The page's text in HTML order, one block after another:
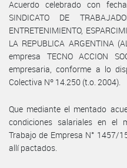
Acuerdo celebrado con
SINDICATO DE
ENTRETENIMIENTO,
LA REPUBLICA ARGENTINA
empresa TECNO ACCION
empresaria, conforme a lo
Colectiva Nº 14.250 (t.o. 2004).
Que mediante el mentado
condiciones salariales en el
Trabajo de Empresa N° 1457/
allí pactados.